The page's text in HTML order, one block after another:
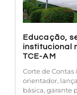
Educação,
institucional
TCE-AM
Corte de
orientador,
básica, garante